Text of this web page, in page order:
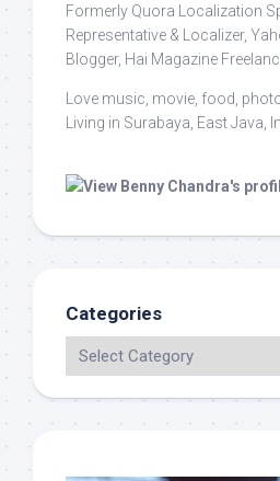
Formerly Quora Localization
Representative & Localizer,
Blogger, Hai Magazine
Love music, movie, food,
Living in Surabaya, East Java,
Categories